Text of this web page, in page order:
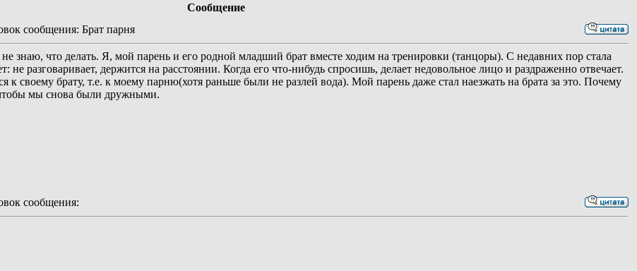
Сообщение
сообщения: Брат парня
знаю, что делать. Я, мой парень и его родной младший брат вместе ходим на тренировки (танцоры). С недавних пор стала
не разговаривает, держится на расстоянии. Когда его что-нибудь спросишь, делает недовольное лицо и раздраженно отвечает.
к своему брату, т.е. к моему парню(хотя раньше были не разлей вода). Мой парень даже стал наезжать на брата за это. Почему
чтобы мы снова были дружными.
сообщения: